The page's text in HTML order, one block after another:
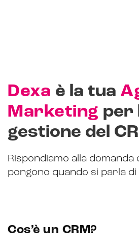
Dexa è la tua
Marketing per
gestione del
Rispondiamo alla domanda
pongono quando si parla di
Cos’è un CRM?